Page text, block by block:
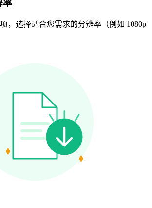
率
，选择适合您需求的分辨率（例如 1080p